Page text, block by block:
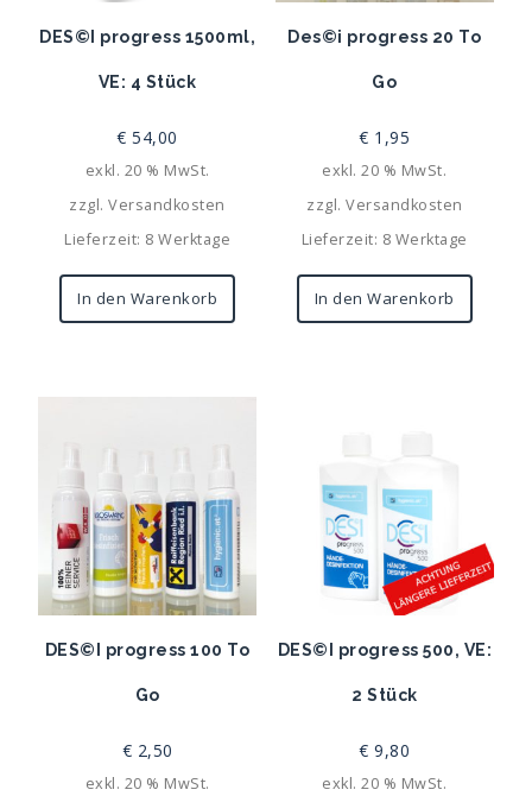
DES©I progress 1500ml,
VE: 4 Stück
€ 54,00
exkl. 20 % MwSt.
zzgl.Versandkosten
Lieferzeit: 8 Werktage
In den Warenkorb
Des©i progress 20 To
Go
€ 1,95
exkl. 20 % MwSt.
zzgl.Versandkosten
Lieferzeit: 8 Werktage
In den Warenkorb
DES©I progress 100 To
Go
€ 2,50
exkl. 20 % MwSt.
DES©I progress 500, VE:
2 Stück
€ 9,80
exkl. 20 % MwSt.